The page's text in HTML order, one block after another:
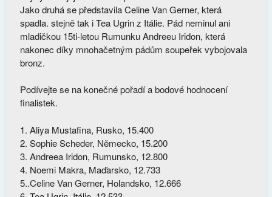
Jako druhá se představila Celine Van Gerner, která
spadla. stejně tak i Tea Ugrin z Itálie. Pád neminul ani
mladičkou 15ti-letou Rumunku Andreeu Iridon, která
nakonec díky mnohačetným pádům soupeřek vybojovala
bronz.
Podívejte se na konečné pořadí a bodové hodnocení
finalistek.
1. Aliya Mustafina, Rusko, 15.400
2. Sophie Scheder, Německo, 15.200
3. Andreea Iridon, Rumunsko, 12.800
4. Noemi Makra, Maďarsko, 12.733
5..Celine Van Gerner, Holandsko, 12.666